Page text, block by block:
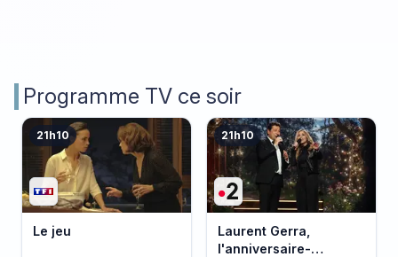
Programme TV ce soir
21h10
Le jeu
21h10
Laurent Gerra,
l'anniversaire-